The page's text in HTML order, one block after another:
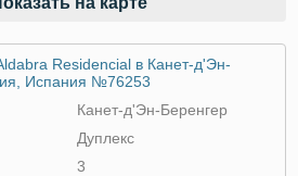
Residencial в Канет-д'Эн-
Испания №76253
Канет-д'Эн-Беренгер
Дуплекс
3